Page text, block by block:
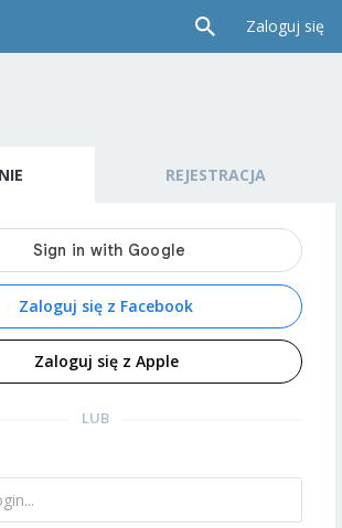
Zaloguj się
REJESTRACJA
Zaloguj się z Facebook
Zaloguj się z Apple
LUB